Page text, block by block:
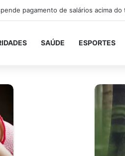
e cair em rio próximo à BR-101,
SAÚDE ESPORTES